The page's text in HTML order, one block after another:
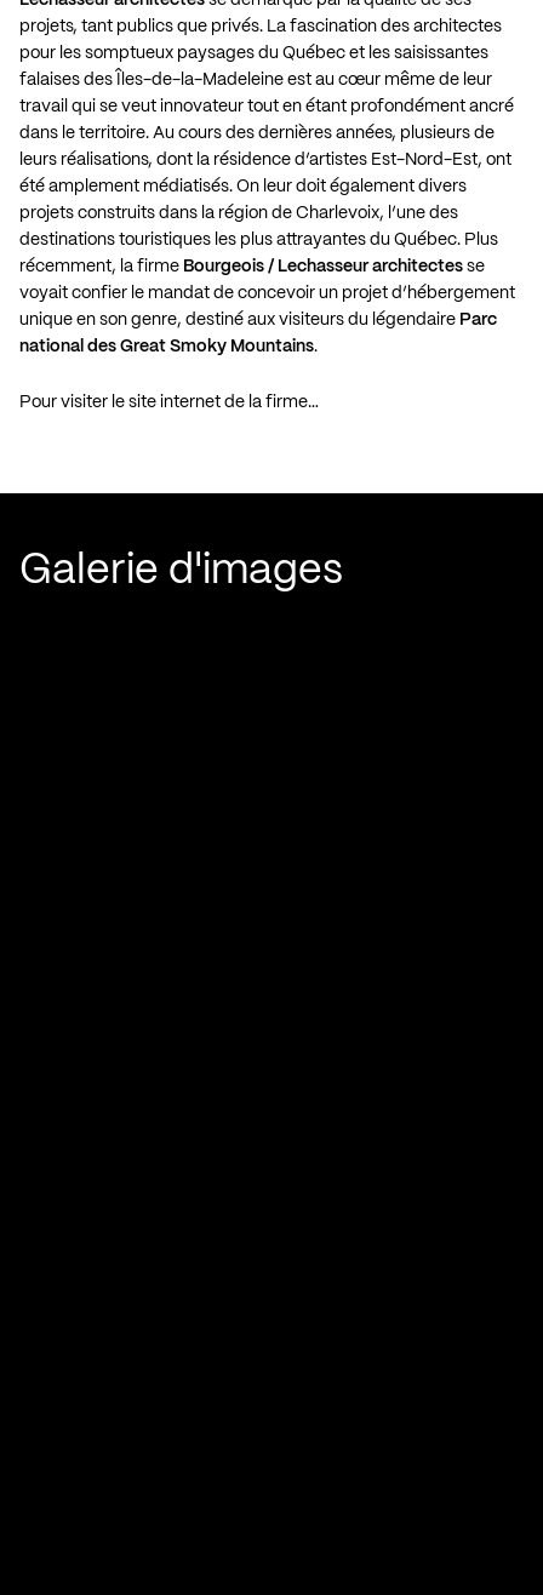
projets, tant publics que privés. La fascination des architectes
pour les somptueux paysages du Québec et les saisissantes
falaises des Îles-de-la-Madeleine est au cœur même de leur
travail qui se veut innovateur tout en étant profondément ancré
dans le territoire. Au cours des dernières années, plusieurs de
leurs réalisations, dont la résidence d’artistes Est-Nord-Est, ont
été amplement médiatisés. On leur doit également divers
projets construits dans la région de Charlevoix, l’une des
destinations touristiques les plus attrayantes du Québec. Plus
récemment, la firme Bourgeois / Lechasseur architectes se
voyait confier le mandat de concevoir un projet d’hébergement
unique en son genre, destiné aux visiteurs du légendaire Parc
national des Great Smoky Mountains.
Pour visiter le site internet de la firme…
Galerie d'images